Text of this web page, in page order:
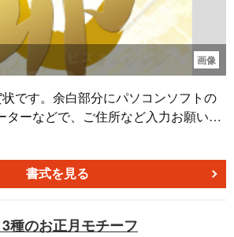
画像
です。余白部分にパソコンソフトの
ターなどで、ご住所など入力お願い致
書式を見る
3種のお正月モチーフ